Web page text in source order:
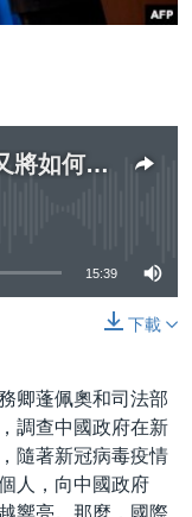
國際社會為何要向中國問責 又將如何問責？
15:39
下載
卿蓬佩奧和司法部
調查中國政府在新
隨著新冠病毒疫情
人，向中國政府
響亮。那麼，國際